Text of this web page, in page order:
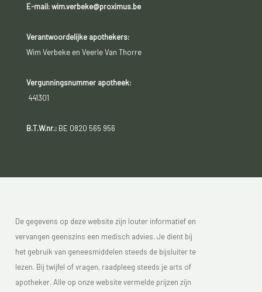
E-mail: wim.verbeke@proximus.be
Verantwoordelijke apothekers:
Wim Verbeke en Veerle Van Thorre
Vergunningsnummer apotheek:
441301
B.T.W.nr.:BE 0820 565 956
De gegevens op deze website zijn louter informatief en
vervangen geenszins een medisch advies. Je dient bij
het gebruik van geneesmiddelen steeds de bijsluiter te
lezen. Bij twijfel of vragen, raadpleeg steeds je arts of
apotheker. Alle op onze website vermelde prijzen zijn